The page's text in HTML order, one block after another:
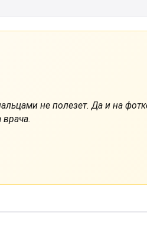
не полезет. Да и на